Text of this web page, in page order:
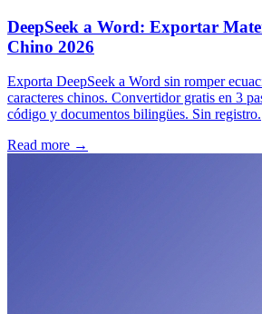
DeepSeek a Word: Exportar
Chino 2026
Exporta DeepSeek a Word sin romper
caracteres chinos. Convertidor gratis en 3
código y documentos bilingües. Sin registro.
Read more →